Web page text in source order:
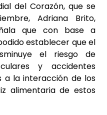
del Corazón, que se
Adriana Brito,
que con base a
establecer que el
el riesgo de
y accidentes
a la interacción de los
alimentaria de estos